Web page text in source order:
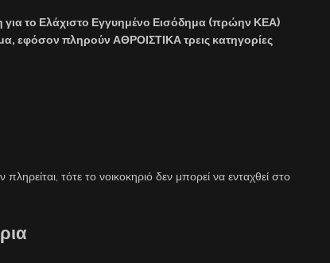
για το Ελάχιστο Εγγυημένο Εισόδημα (πρώην ΚΕΑ)
εφόσον πληρούν ΑΘΡΟΙΣΤΙΚΑ τρεις κατηγορίες
τότε το νοικοκηριό δεν μπορεί να ενταχθεί στο